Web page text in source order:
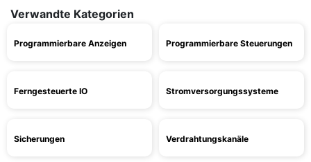
Verwandte Kategorien
Programmierbare Anzeigen Programmierbare Steuerungen
Ferngesteuerte IO Stromversorgungssysteme
Sicherungen Verdrahtungskanäle